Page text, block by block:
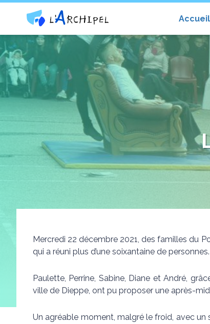
Accueil
Centre social et culturel
Mercredi 22 décembre 2021, des familles du
qui a réuni plus d’une soixantaine de personnes.
Paulette, Perrine, Sabine, Diane et André,
ville de Dieppe, ont pu proposer une après-
Un agréable moment, malgré le froid, avec un